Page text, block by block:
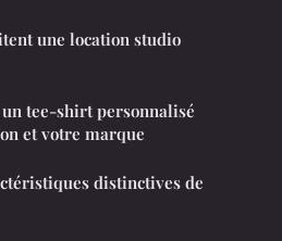
une location studio
tee-shirt personnalisé
et votre marque
distinctives de